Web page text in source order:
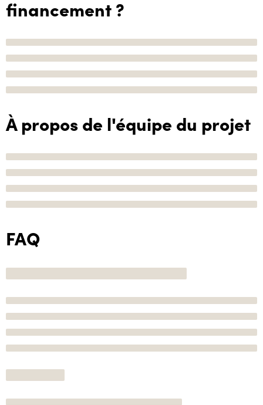
financement ?
À propos de l'équipe du projet
FAQ